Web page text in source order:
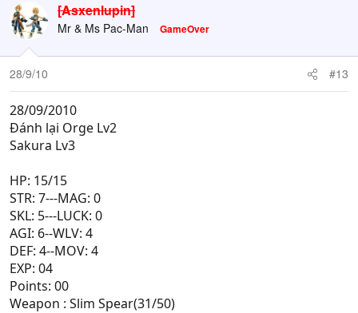
[Asxenlupin]
Mr & Ms Pac-Man GameOver
28/9/10 #13
28/09/2010
Đánh lại Orge Lv2
Sakura Lv3
HP: 15/15
STR: 7---MAG: 0
SKL: 5---LUCK: 0
AGI: 6--WLV: 4
DEF: 4--MOV: 4
EXP: 04
Points: 00
Weapon : Slim Spear(31/50)